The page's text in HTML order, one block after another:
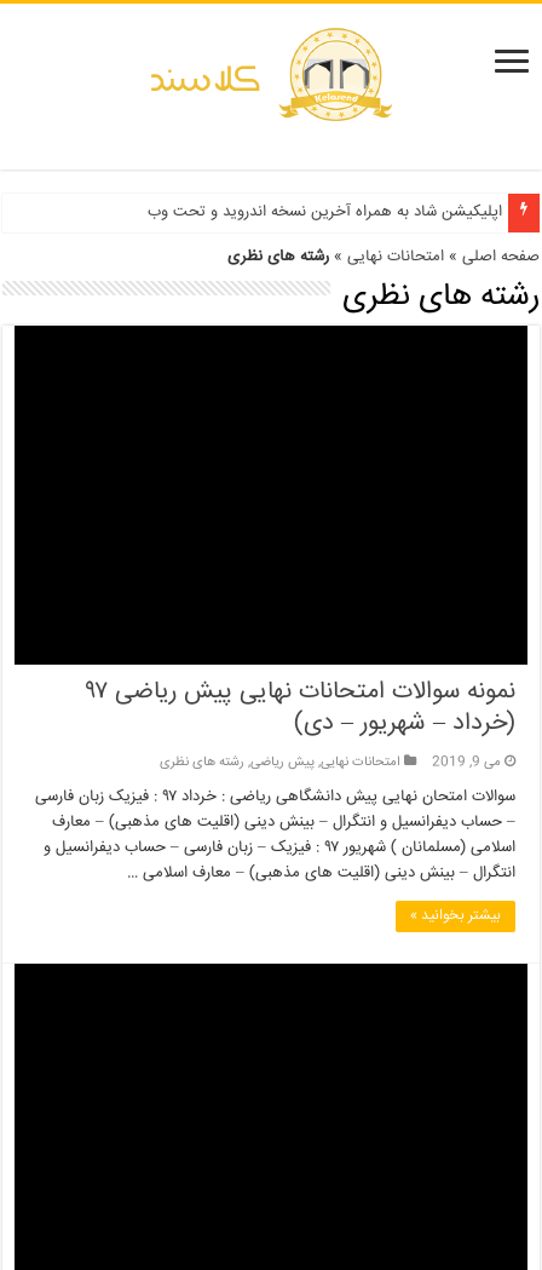
اپلیکیشن شاد به همراه آخرین نسخه اندروید و تحت وب
دفترچه انتخاب رشته کنکور سراسری ۱۳۹۹ و دانشگاه آزاد ۹۹
صفحه اصلی »امتحانات نهایی »رشته های نظری
رشته های نظری
نمونه سوالات امتحانات نهایی پیش ریاضی ۹۷
(خرداد – شهریور – دی)
می 9, 2019 امتحانات نهایی,پیش ریاضی, رشته های نظری
سوالات امتحان نهایی پیش دانشگاهی ریاضی : خرداد ۹۷ : فیزیک زبان فارسی
– حساب دیفرانسیل و انتگرال – بینش دینی (اقلیت های مذهبی) – معارف
اسلامی (مسلمانان ) شهریور ۹۷ : فیزیک – زبان فارسی – حساب دیفرانسیل و
انتگرال – بینش دینی (اقلیت های مذهبی) – معارف اسلامی …
بیشتر بخوانید »